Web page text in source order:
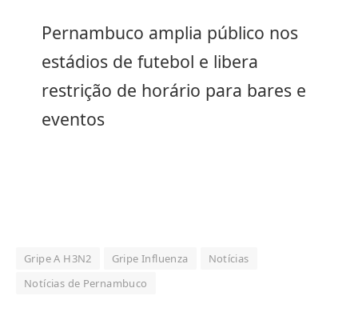
Pernambuco amplia público nos
estádios de futebol e libera
restrição de horário para bares e
eventos
Gripe A H3N2 Gripe Influenza
Notícias
Notícias de Pernambuco